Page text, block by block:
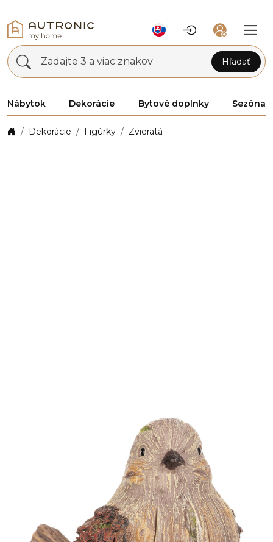
Zadajte 3 a viac znakov Hľadať
Nábytok Dekorácie Bytové doplnky Sezóna
Dekorácie Figúrky Zvieratá